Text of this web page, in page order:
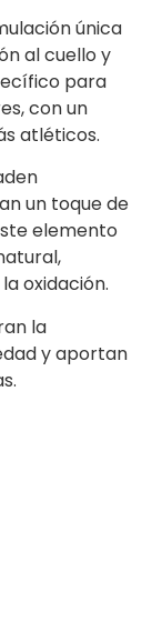
única
al cuello y
para
con un
atléticos.
un toque de
elemento
oxidación.
la
y aportan